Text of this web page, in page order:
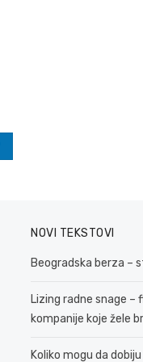
NOVI TEKSTOVI
Beogradska berza –
Lizing radne snage –
kompanije koje žele
Koliko mogu da